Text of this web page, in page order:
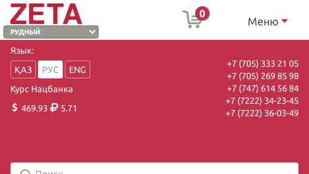
0
Меню
Язык:
ҚАЗ
РУС
ENG
Курс Нацбанка
469.93
5.71
+7 (705) 333 21 05
+7 (705) 269 85 98
+7 (747) 614 56 84
+7 (7222) 34-23-45
+7 (7222) 36-03-49